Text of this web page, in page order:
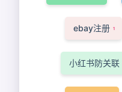
ebay注册 1
小红书防关联